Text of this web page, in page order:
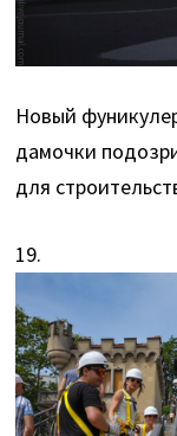
Новый
дамочки
для
19.